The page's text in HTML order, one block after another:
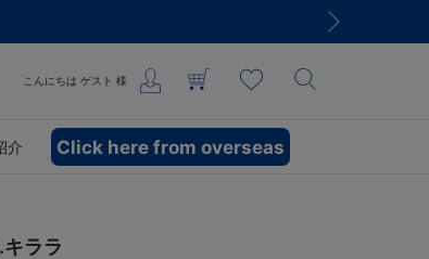
こんにちは ゲスト 様
介 Click here from overseas
ララ